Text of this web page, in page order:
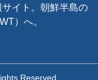
イト。朝鮮半島の
）へ。
Reserved